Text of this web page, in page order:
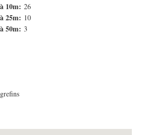
10m: 26
25m: 10
50m: 3